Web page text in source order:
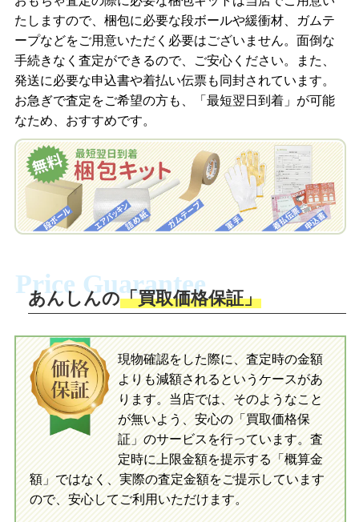
を送信します。
梱包キットをメールで申し込み
査定結果をメールで確認し、梱包キット
を申し込みます。梱包キットは送料無料
でお届けします。
自宅でおもちゃを発送・梱包
梱包キットに同封する発送ガイドの手順
送。当店へ無料で発送いただけます。
入金完了
当店に査定したおもちゃがご到着後、ご
指定の口座に即日入金可能です。
買取の流れ 写真の撮影方法
追加し、スマートフォンなどのカメラで
撮影したおもちゃの写真をトーク中に送
信します。
梱包キットをLINEで申し込み
査定結果をLINEで確認し、梱包キットを
申し込みます。梱包キットは送料無料で
お届けします。
自宅でおもちゃを発送・梱包
ださい。お電話にて集荷依頼を行い発
送。当店へ無料で発送いただけます。
当店に査定したおもちゃがご到着後、ご
指定の口座に即日入金可能です。
初めての方へ LINE査定の流れ 写真の撮影方法
たしますので、梱包に必要な段ボールや緩衝材、ガムテ
ープなどをご用意いただく必要はございません。面倒な
手続きなく査定ができるので、ご安心ください。また、
発送に必要な申込書や着払い伝票も同封されています。
お急ぎで査定をご希望の方も、「最短翌日到着」が可能
なため、おすすめです。
Price Guarantee
あんしんの「買取価格保証」
現物確認をした際に、査定時の金額
よりも減額されるというケースがあ
ります。当店では、そのようなこと
が無いよう、安心の「買取価格保
証」のサービスを行っています。査
定時に上限金額を提示する「概算金
額」ではなく、実際の査定金額をご提示しています
ので、安心してご利用いただけます。